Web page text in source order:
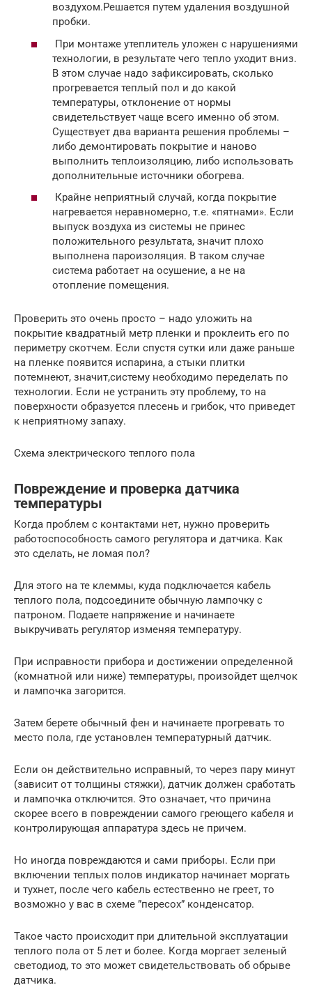
воздухом.Решается путем удаления воздушной
пробки.
При монтаже утеплитель уложен с нарушениями
технологии, в результате чего тепло уходит вниз.
В этом случае надо зафиксировать, сколько
прогревается теплый пол и до какой
температуры, отклонение от нормы
свидетельствует чаще всего именно об этом.
Существует два варианта решения проблемы –
либо демонтировать покрытие и наново
выполнить теплоизоляцию, либо использовать
дополнительные источники обогрева.
Крайне неприятный случай, когда покрытие
нагревается неравномерно, т.е. «пятнами». Если
выпуск воздуха из системы не принес
положительного результата, значит плохо
выполнена пароизоляция. В таком случае
система работает на осушение, а не на
отопление помещения.
Проверить это очень просто – надо уложить на
покрытие квадратный метр пленки и проклеить его по
периметру скотчем. Если спустя сутки или даже раньше
на пленке появится испарина, а стыки плитки
потемнеют, значит,систему необходимо переделать по
технологии. Если не устранить эту проблему, то на
поверхности образуется плесень и грибок, что приведет
к неприятному запаху.
Схема электрического теплого пола
Повреждение и проверка датчика
температуры
Когда проблем с контактами нет, нужно проверить
работоспособность самого регулятора и датчика. Как
это сделать, не ломая пол?
Для этого на те клеммы, куда подключается кабель
теплого пола, подсоедините обычную лампочку с
патроном. Подаете напряжение и начинаете
выкручивать регулятор изменяя температуру.
При исправности прибора и достижении определенной
(комнатной или ниже) температуры, произойдет щелчок
и лампочка загорится.
Затем берете обычный фен и начинаете прогревать то
место пола, где установлен температурный датчик.
Если он действительно исправный, то через пару минут
(зависит от толщины стяжки), датчик должен сработать
и лампочка отключится. Это означает, что причина
скорее всего в повреждении самого греющего кабеля и
контролирующая аппаратура здесь не причем.
Но иногда повреждаются и сами приборы. Если при
включении теплых полов индикатор начинает моргать
и тухнет, после чего кабель естественно не греет, то
возможно у вас в схеме ”пересох” конденсатор.
Такое часто происходит при длительной эксплуатации
теплого пола от 5 лет и более. Когда моргает зеленый
светодиод, то это может свидетельствовать об обрыве
датчика.